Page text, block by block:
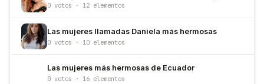
0 votos · 12 elementos
Las mujeres llamadas Daniela más hermosas
0 votos · 10 elementos
Las mujeres más hermosas de Ecuador
0 votos · 16 elementos